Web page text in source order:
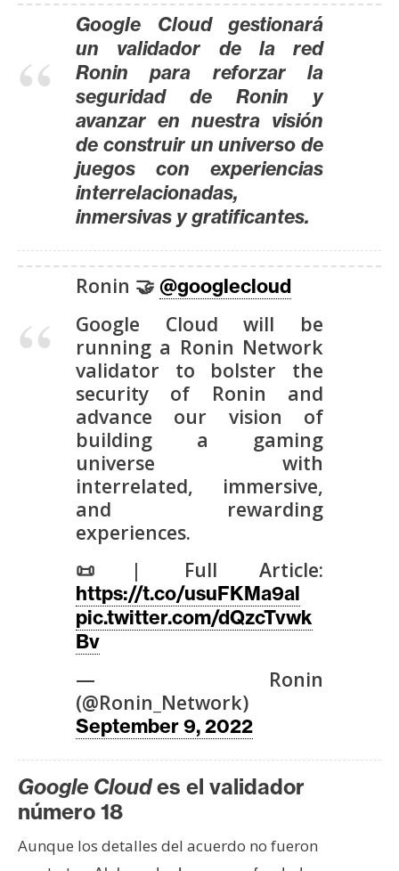
a
m
R
e
c
c
d
a
d
Google Cloud gestionará
un validador de la red
Ronin para reforzar la
seguridad de Ronin y
avanzar en nuestra visión
de construir un universo de
juegos con experiencias
interrelacionadas,
inmersivas y gratificantes.
Ronin 🤝 @googlecloud
Google Cloud will be
running a Ronin Network
validator to bolster the
security of Ronin and
advance our vision of
building a gaming
universe with
interrelated, immersive,
and rewarding
experiences.
📜| Full Article:
https://t.co/usuFKMa9al
pic.twitter.com/dQzcTvwk
Bv
— Ronin
(@Ronin_Network)
September 9, 2022
Google Cloudes el validador
número 18
Aunque los detalles del acuerdo no fueron